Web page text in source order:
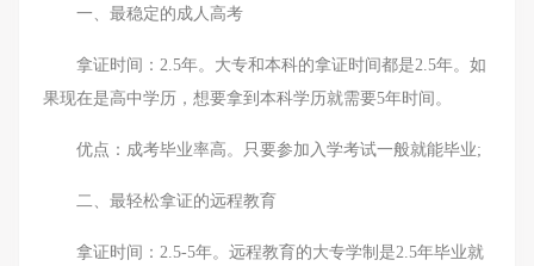
一、最稳定的成人高考
拿证时间：2.5年。大专和本科的拿证时间都是2.5年。如
果现在是高中学历，想要拿到本科学历就需要5年时间。
优点：成考毕业率高。只要参加入学考试一般就能毕业;
二、最轻松拿证的远程教育
拿证时间：2.5-5年。远程教育的大专学制是2.5年毕业就